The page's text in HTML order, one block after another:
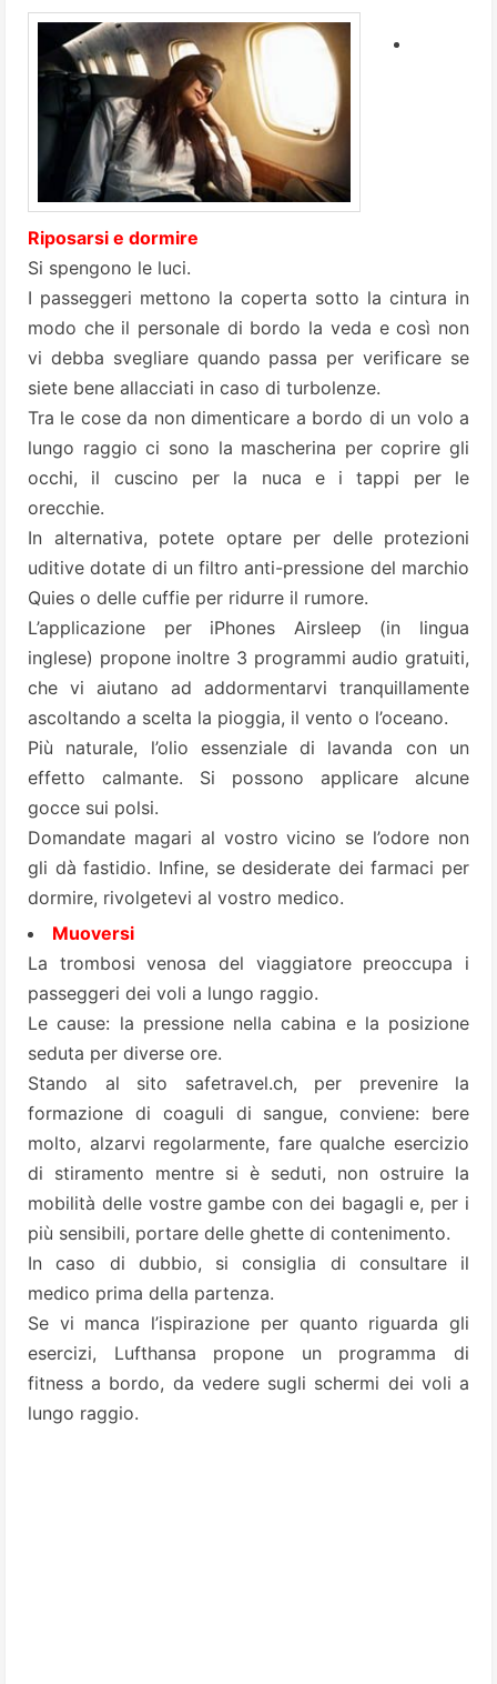
Riposarsi e dormire
Si spengono le luci.
I passeggeri mettono la coperta sotto la cintura in
modo che il personale di bordo la veda e così non
vi debba svegliare quando passa per verificare se
siete bene allacciati in caso di turbolenze.
Tra le cose da non dimenticare a bordo di un volo a
lungo raggio ci sono la mascherina per coprire gli
occhi, il cuscino per la nuca e i tappi per le
orecchie.
In alternativa, potete optare per delle protezioni
uditive dotate di un filtro anti-pressione del marchio
Quies o delle cuffie per ridurre il rumore.
L’applicazione per iPhones Airsleep (in lingua
inglese) propone inoltre 3 programmi audio gratuiti,
che vi aiutano ad addormentarvi tranquillamente
ascoltando a scelta la pioggia, il vento o l’oceano.
Più naturale, l’olio essenziale di lavanda con un
effetto calmante. Si possono applicare alcune
gocce sui polsi.
Domandate magari al vostro vicino se l’odore non
gli dà fastidio. Infine, se desiderate dei farmaci per
dormire, rivolgetevi al vostro medico.
Muoversi
La trombosi venosa del viaggiatore preoccupa i
passeggeri dei voli a lungo raggio.
Le cause: la pressione nella cabina e la posizione
seduta per diverse ore.
Stando al sito safetravel.ch, per prevenire la
formazione di coaguli di sangue, conviene: bere
molto, alzarvi regolarmente, fare qualche esercizio
di stiramento mentre si è seduti, non ostruire la
mobilità delle vostre gambe con dei bagagli e, per i
più sensibili, portare delle ghette di contenimento.
In caso di dubbio, si consiglia di consultare il
medico prima della partenza.
Se vi manca l’ispirazione per quanto riguarda gli
esercizi, Lufthansa propone un programma di
fitness a bordo, da vedere sugli schermi dei voli a
lungo raggio.